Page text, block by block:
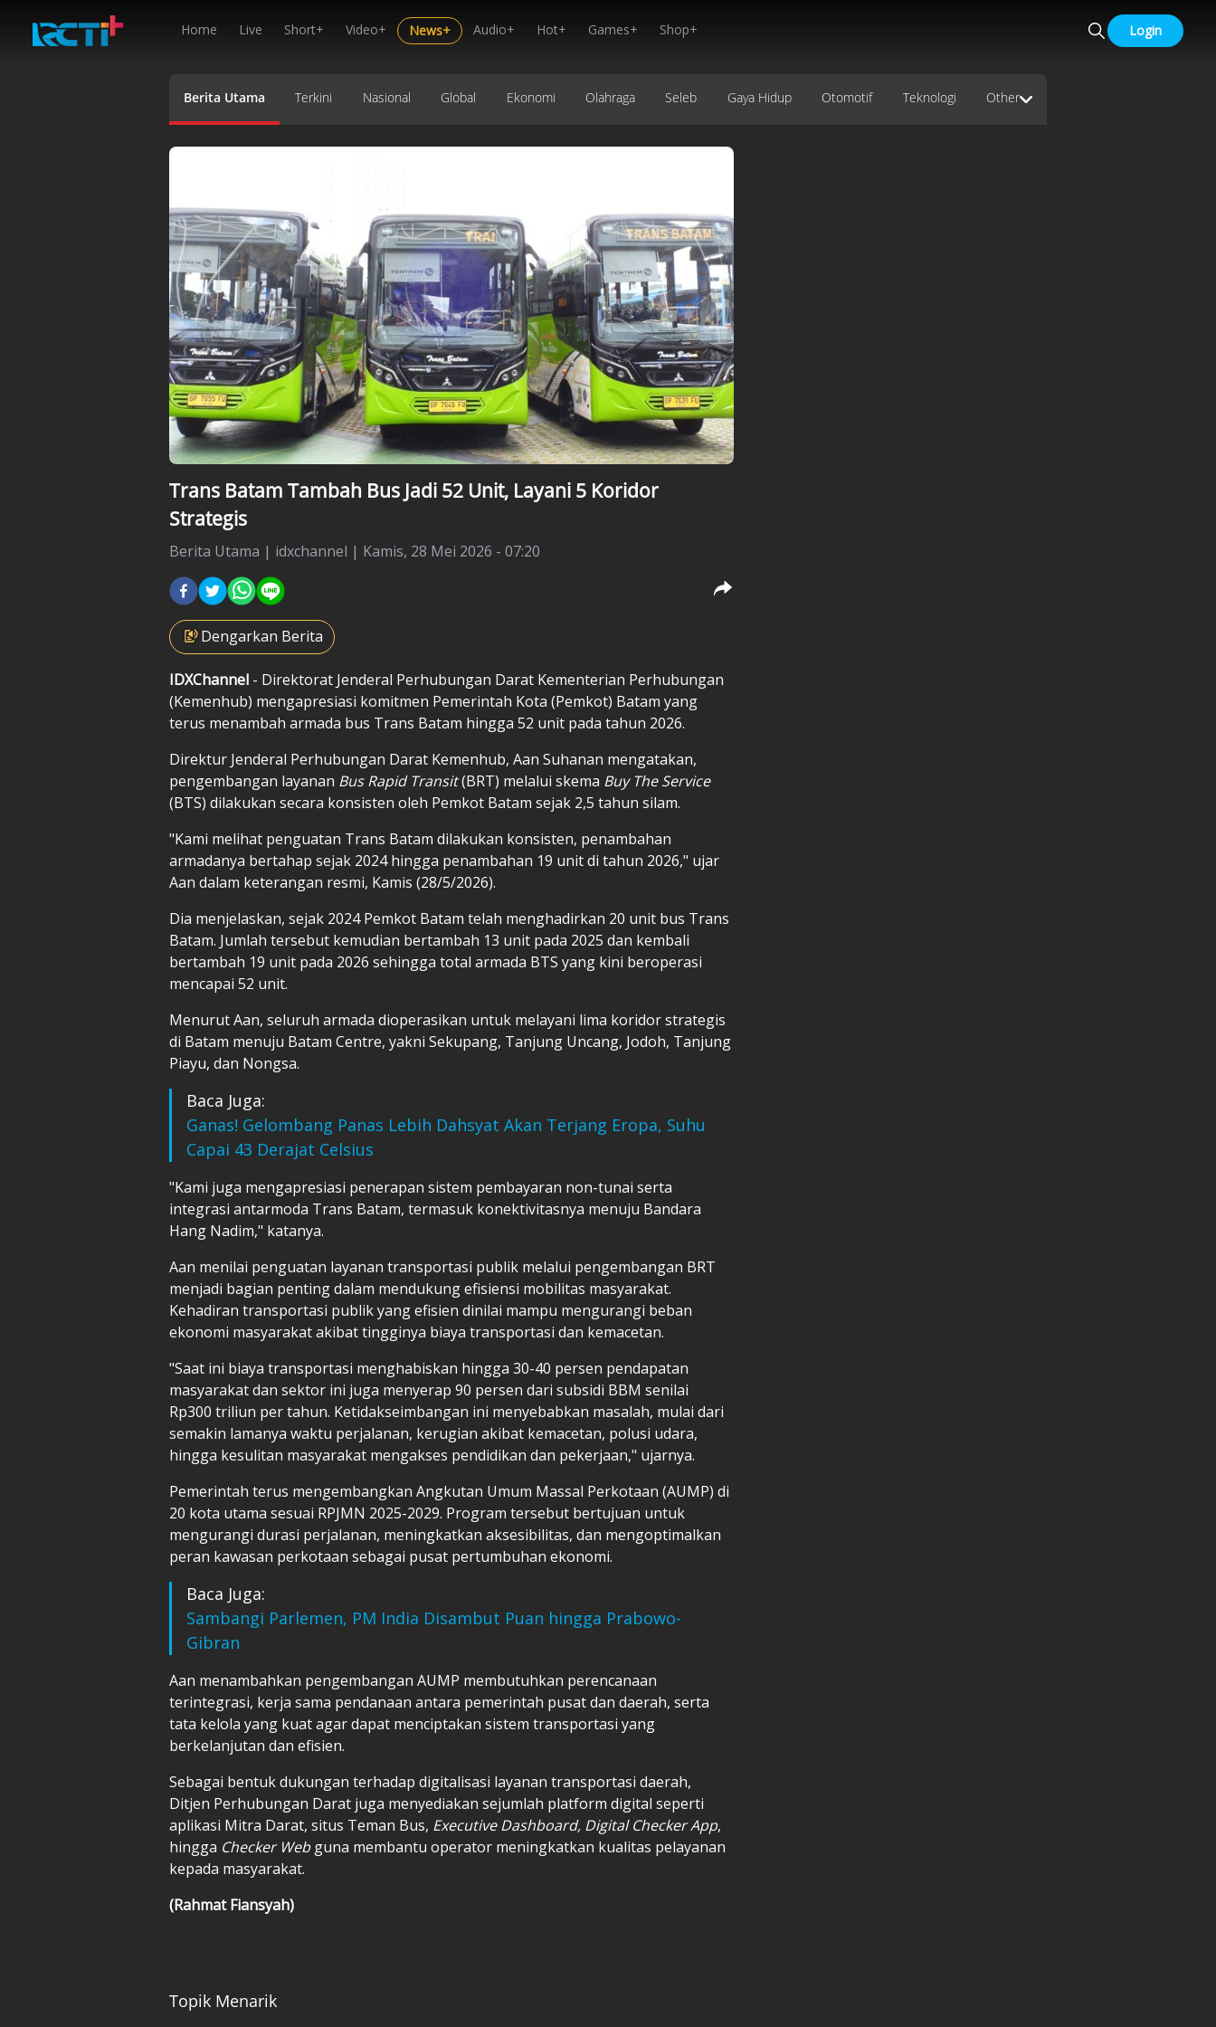
Home Live Short+ Video+ News+ Audio+ Hot+ Games+ Shop+ Login
Berita Utama Terkini Nasional Global Ekonomi Olahraga Seleb Gaya Hidup Otomotif Teknologi Other
Trans Batam Tambah Bus Jadi 52 Unit, Layani 5 Koridor
Strategis
Berita Utama | idxchannel | Kamis, 28 Mei 2026 - 07:20
Dengarkan Berita
IDXChannel - Direktorat Jenderal Perhubungan Darat Kementerian Perhubungan
(Kemenhub) mengapresiasi komitmen Pemerintah Kota (Pemkot) Batam yang
terus menambah armada bus Trans Batam hingga 52 unit pada tahun 2026.
Direktur Jenderal Perhubungan Darat Kemenhub, Aan Suhanan mengatakan,
pengembangan layanan Bus Rapid Transit(BRT) melalui skema Buy The Service
(BTS) dilakukan secara konsisten oleh Pemkot Batam sejak 2,5 tahun silam.
"Kami melihat penguatan Trans Batam dilakukan konsisten, penambahan
armadanya bertahap sejak 2024 hingga penambahan 19 unit di tahun 2026," ujar
Aan dalam keterangan resmi, Kamis (28/5/2026).
Dia menjelaskan, sejak 2024 Pemkot Batam telah menghadirkan 20 unit bus Trans
Batam. Jumlah tersebut kemudian bertambah 13 unit pada 2025 dan kembali
bertambah 19 unit pada 2026 sehingga total armada BTS yang kini beroperasi
mencapai 52 unit.
Menurut Aan, seluruh armada dioperasikan untuk melayani lima koridor strategis
di Batam menuju Batam Centre, yakni Sekupang, Tanjung Uncang, Jodoh, Tanjung
Piayu, dan Nongsa.
Baca Juga:
Ganas! Gelombang Panas Lebih Dahsyat Akan Terjang Eropa, Suhu
Capai 43 Derajat Celsius
"Kami juga mengapresiasi penerapan sistem pembayaran non-tunai serta
integrasi antarmoda Trans Batam, termasuk konektivitasnya menuju Bandara
Hang Nadim," katanya.
Aan menilai penguatan layanan transportasi publik melalui pengembangan BRT
menjadi bagian penting dalam mendukung efisiensi mobilitas masyarakat.
Kehadiran transportasi publik yang efisien dinilai mampu mengurangi beban
ekonomi masyarakat akibat tingginya biaya transportasi dan kemacetan.
"Saat ini biaya transportasi menghabiskan hingga 30-40 persen pendapatan
masyarakat dan sektor ini juga menyerap 90 persen dari subsidi BBM senilai
Rp300 triliun per tahun. Ketidakseimbangan ini menyebabkan masalah, mulai dari
semakin lamanya waktu perjalanan, kerugian akibat kemacetan, polusi udara,
hingga kesulitan masyarakat mengakses pendidikan dan pekerjaan," ujarnya.
Pemerintah terus mengembangkan Angkutan Umum Massal Perkotaan (AUMP) di
20 kota utama sesuai RPJMN 2025-2029. Program tersebut bertujuan untuk
mengurangi durasi perjalanan, meningkatkan aksesibilitas, dan mengoptimalkan
peran kawasan perkotaan sebagai pusat pertumbuhan ekonomi.
Baca Juga:
Sambangi Parlemen, PM India Disambut Puan hingga Prabowo-
Gibran
Aan menambahkan pengembangan AUMP membutuhkan perencanaan
terintegrasi, kerja sama pendanaan antara pemerintah pusat dan daerah, serta
tata kelola yang kuat agar dapat menciptakan sistem transportasi yang
berkelanjutan dan efisien.
Sebagai bentuk dukungan terhadap digitalisasi layanan transportasi daerah,
Ditjen Perhubungan Darat juga menyediakan sejumlah platform digital seperti
aplikasi Mitra Darat, situs Teman Bus, Executive Dashboard, Digital Checker App,
hingga Checker Webguna membantu operator meningkatkan kualitas pelayanan
kepada masyarakat.
(Rahmat Fiansyah)
Topik Menarik